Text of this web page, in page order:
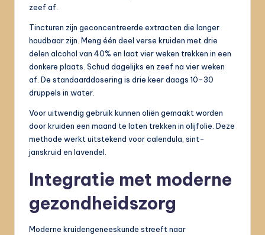
zeef af.
Tincturen zijn geconcentreerde extracten die langer
houdbaar zijn. Meng één deel verse kruiden met drie
delen alcohol van 40% en laat vier weken trekken in een
donkere plaats. Schud dagelijks en zeef na vier weken
af. De standaarddosering is drie keer daags 10-30
druppels in water.
Voor uitwendig gebruik kunnen oliën gemaakt worden
door kruiden een maand te laten trekken in olijfolie. Deze
methode werkt uitstekend voor calendula, sint-
janskruid en lavendel.
Integratie met moderne
gezondheidszorg
Moderne kruidengeneeskunde streeft naar